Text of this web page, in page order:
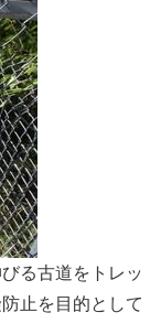
る古道をトレッ
止を目的として